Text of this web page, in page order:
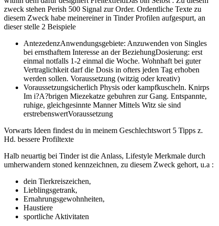
zweck stehen Perish 500 Signal zur Order. Ordentliche Texte zu
diesem Zweck habe meinereiner in Tinder Profilen aufgespurt, an
dieser stelle 2 Beispiele
AntezedenzAnwendungsgebiete: Anzuwenden von Singles
bei ernsthaftem Interesse an der BeziehungDosierung: erst
einmal notfalls 1-2 einmal die Woche. Wohnhaft bei guter
Vertraglichkeit darf die Dosis in ofters jeden Tag erhoben
werden sollen. Voraussetzung (witzig oder kreativ)
Voraussetzungsicherlich Physis oder kampfkuscheln. Knirps
Im i?A?brigen Miezekatze gebuhren zur Gang. Entspannte,
ruhige, gleichgesinnte Manner Mittels Witz sie sind
erstrebenswertVoraussetzung
Vorwarts Ideen findest du in meinem Geschlechtswort 5 Tipps z.
Hd. bessere Profiltexte
Halb neuartig bei Tinder ist die Anlass, Lifestyle Merkmale durch
umherwandern stoned kennzeichnen, zu diesem Zweck gehort, u.a :
dein Tierkreiszeichen,
Lieblingsgetrank,
Ernahrungsgewohnheiten,
Haustiere
sportliche Aktivitaten